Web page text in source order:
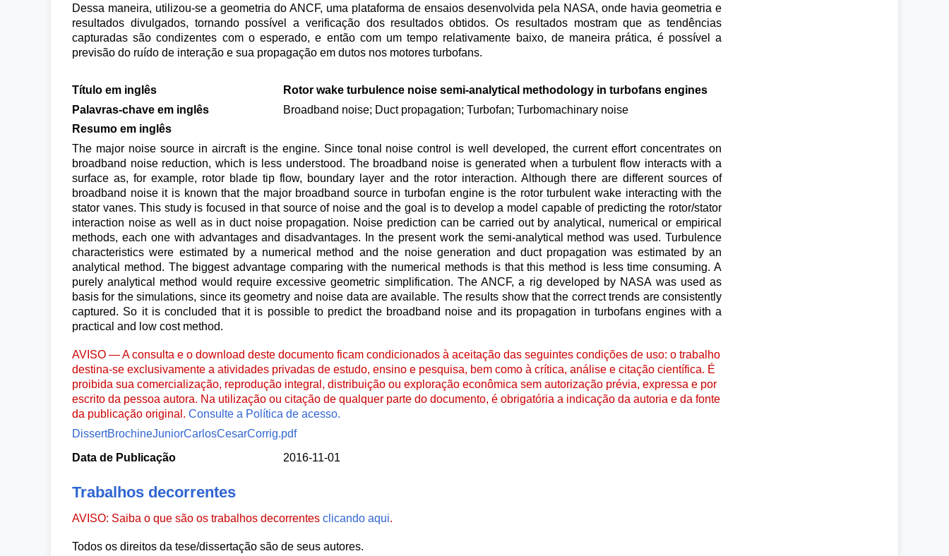
Dessa maneira, utilizou-se a geometria do ANCF, uma plataforma de ensaios desenvolvida pela NASA, onde havia geometria e
resultados divulgados, tornando possível a verificação dos resultados obtidos. Os resultados mostram que as tendências
capturadas são condizentes com o esperado, e então com um tempo relativamente baixo, de maneira prática, é possível a
previsão do ruído de interação e sua propagação em dutos nos motores turbofans.
Título em inglês
Rotor wake turbulence noise semi-analytical methodology in turbofans engines
Palavras-chave em inglês
Broadband noise; Duct propagation; Turbofan; Turbomachinary noise
Resumo em inglês
The major noise source in aircraft is the engine. Since tonal noise control is well developed, the current effort concentrates on
broadband noise reduction, which is less understood. The broadband noise is generated when a turbulent flow interacts with a
surface as, for example, rotor blade tip flow, boundary layer and the rotor interaction. Although there are different sources of
broadband noise it is known that the major broadband source in turbofan engine is the rotor turbulent wake interacting with the
stator vanes. This study is focused in that source of noise and the goal is to develop a model capable of predicting the rotor/stator
interaction noise as well as in duct noise propagation. Noise prediction can be carried out by analytical, numerical or empirical
methods, each one with advantages and disadvantages. In the present work the semi-analytical method was used. Turbulence
characteristics were estimated by a numerical method and the noise generation and duct propagation was estimated by an
analytical method. The biggest advantage comparing with the numerical methods is that this method is less time consuming. A
purely analytical method would require excessive geometric simplification. The ANCF, a rig developed by NASA was used as
basis for the simulations, since its geometry and noise data are available. The results show that the correct trends are consistently
captured. So it is concluded that it is possible to predict the broadband noise and its propagation in turbofans engines with a
practical and low cost method.
AVISO — A consulta e o download deste documento ficam condicionados à aceitação das seguintes condições de uso: o trabalho
destina-se exclusivamente a atividades privadas de estudo, ensino e pesquisa, bem como à crítica, análise e citação científica. É
proibida sua comercialização, reprodução integral, distribuição ou exploração econômica sem autorização prévia, expressa e por
escrito da pessoa autora. Na utilização ou citação de qualquer parte do documento, é obrigatória a indicação da autoria e da fonte
da publicação original. Consulte a Política de acesso.
DissertBrochineJuniorCarlosCesarCorrig.pdf
Data de Publicação
2016-11-01
Trabalhos decorrentes
AVISO: Saiba o que são os trabalhos decorrentes clicando aqui.
Todos os direitos da tese/dissertação são de seus autores.